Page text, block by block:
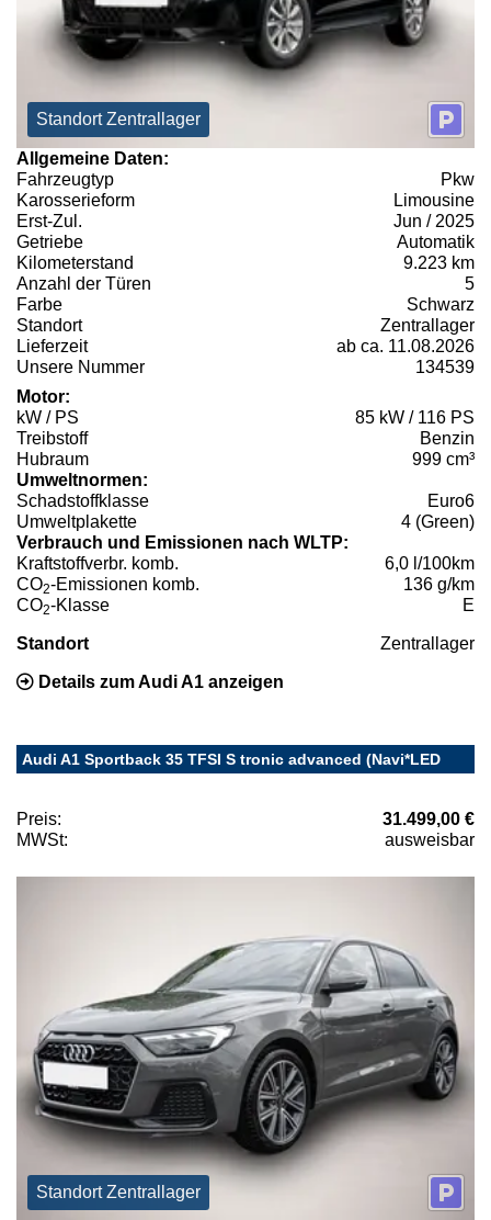
Standort Zentrallager
Allgemeine Daten:
Fahrzeugtyp
Pkw
Karosserieform
Limousine
Erst-Zul.
Jun / 2025
Getriebe
Automatik
Kilometerstand
9.223 km
Anzahl der Türen
5
Farbe
Schwarz
Standort
Zentrallager
Lieferzeit
ab ca. 11.08.2026
Unsere Nummer
134539
Motor:
kW / PS
85 kW / 116 PS
Treibstoff
Benzin
Hubraum
999 cm³
Umweltnormen:
Schadstoffklasse
Euro6
Umweltplakette
4 (Green)
Verbrauch und Emissionen nach WLTP:
Kraftstoffverbr. komb.
6,0 l/100km
CO2-Emissionen komb.
136 g/km
CO2-Klasse E
Standort Zentrallager
Details zum Audi A1 anzeigen
Audi A1 Sportback 35 TFSI S tronic advanced (Navi*LED
Preis:
31.499,00 €
MWSt:
ausweisbar
Standort Zentrallager